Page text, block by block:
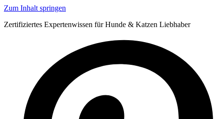
Zum Inhalt springen
Zertifiziertes Expertenwissen für Hunde & Katzen Liebhaber